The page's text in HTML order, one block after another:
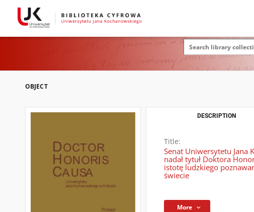
OBJECT
DESCRIPTION
Title:
Senat Uniwersytetu Jana
nadał tytuł Doktora
istotę ludzkiego
świecie
More